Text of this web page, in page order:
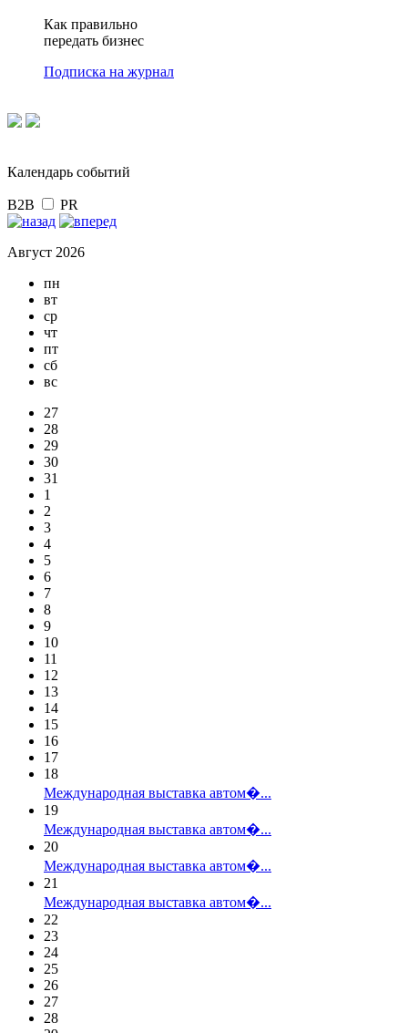
Как правильно
передать бизнес
Подписка на журнал
Календарь событий
B2B PR
Август 2026
пн
вт
ср
чт
пт
сб
вс
27
28
29
30
31
1
2
3
4
5
6
7
8
9
10
11
12
13
14
15
16
17
18
Международная выставка автом�...
19
Международная выставка автом�...
20
Международная выставка автом�...
21
Международная выставка автом�...
22
23
24
25
26
27
28